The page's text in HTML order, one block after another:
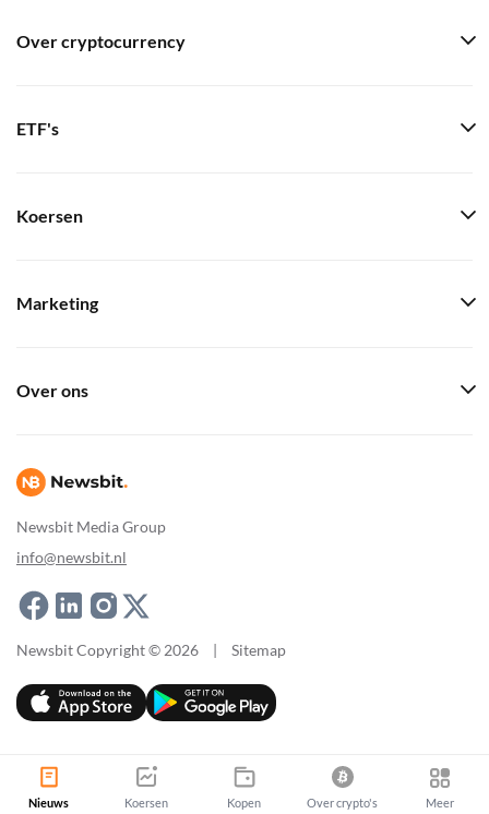
Newsbit Media Group
info@newsbit.nl
Over cryptocurrency
ETF's
Koersen
Marketing
Over ons
Newsbit Copyright © 2026 | Sitemap
Nieuws Koersen Kopen Over crypto's Meer